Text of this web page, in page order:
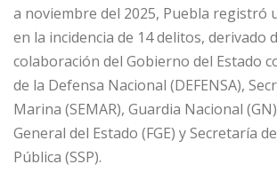
a noviembre del 2025, Puebla registró
en la incidencia de 14 delitos, derivado
colaboración del Gobierno del Estado
de la Defensa Nacional (DEFENSA),
Marina (SEMAR), Guardia Nacional
General del Estado (FGE) y Secretaría
Pública (SSP).